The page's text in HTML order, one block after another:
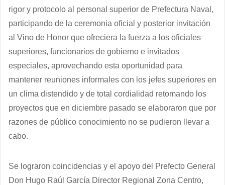
rigor y protocolo al personal superior de Prefectura Naval,
participando de la ceremonia oficial y posterior invitación
al Vino de Honor que ofreciera la fuerza a los oficiales
superiores, funcionarios de gobierno e invitados
especiales, aprovechando esta oportunidad para
mantener reuniones informales con los jefes superiores en
un clima distendido y de total cordialidad retomando los
proyectos que en diciembre pasado se elaboraron que por
razones de público conocimiento no se pudieron llevar a
cabo.
Se lograron coincidencias y el apoyo del Prefecto General
Don Hugo Raúl García Director Regional Zona Centro,